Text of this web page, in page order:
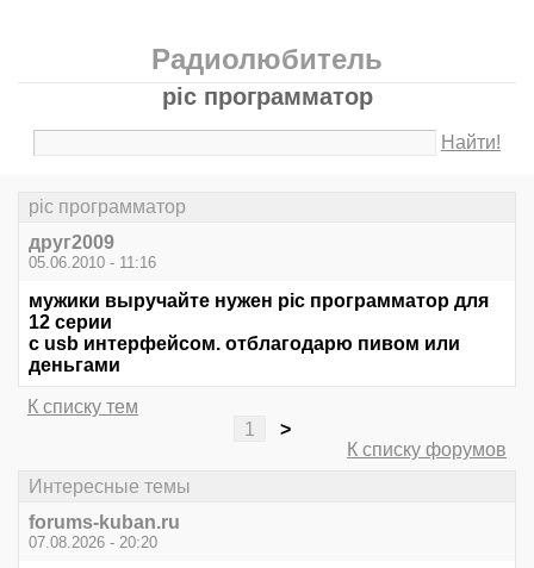
Радиолюбитель
pic программатор
Найти!
pic программатор
друг2009
05.06.2010 - 11:16
мужики выручайте нужен pic программатор для
12 серии
с usb интерфейсом. отблагодарю пивом или
деньгами
К списку тем
1
>
К списку форумов
Интересные темы
forums-kuban.ru
07.08.2026 - 20:20